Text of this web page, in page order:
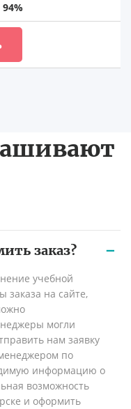
заказ?
учебной
на сайте,
могли
нам заявку
по
информацию о
возможность
и оформить